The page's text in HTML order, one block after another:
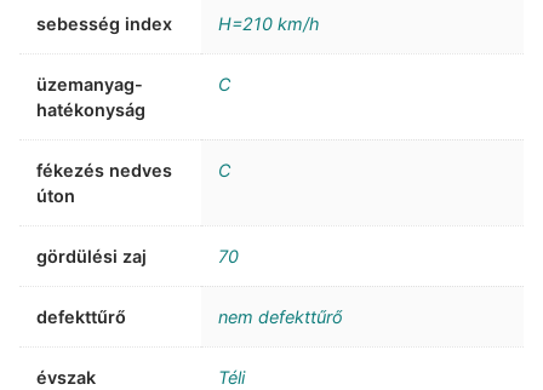
sebesség index H=210 km/h
üzemanyag-
hatékonyság
C
fékezés nedves
úton
C
gördülési zaj 70
defekttűrő nem defekttűrő
évszak Téli